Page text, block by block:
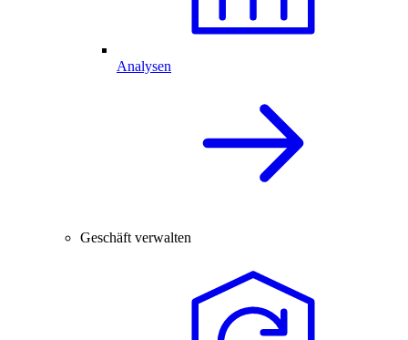
Analysen
Geschäft verwalten